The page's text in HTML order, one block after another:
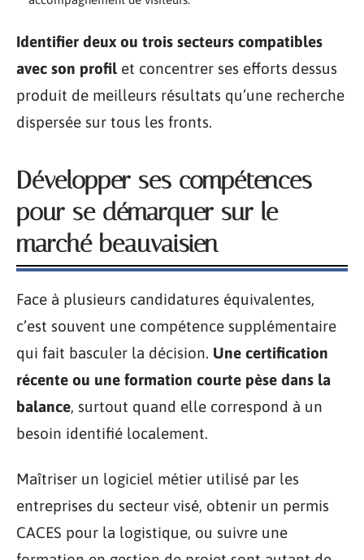
Identifier deux ou trois secteurs compatibles
avec son profil et concentrer ses efforts dessus
produit de meilleurs résultats qu’une recherche
dispersée sur tous les fronts.
Développer ses compétences
pour se démarquer sur le
marché beauvaisien
Face à plusieurs candidatures équivalentes,
c’est souvent une compétence supplémentaire
qui fait basculer la décision. Une certification
récente ou une formation courte pèse dans la
balance, surtout quand elle correspond à un
besoin identifié localement.
Maîtriser un logiciel métier utilisé par les
entreprises du secteur visé, obtenir un permis
CACES pour la logistique, ou suivre une